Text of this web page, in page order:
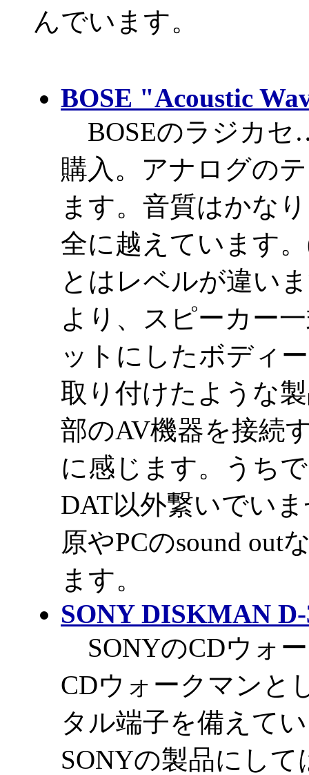
んでいます。
BOSE "Acoustic
BOSEのラジカセ
購入。アナログの
ます。音質はかな
全に越えています
とはレベルが違い
より、スピーカー
ットにしたボディ
取り付けたような
部のAV機器を接続
に感じます。うち
DAT以外繋いでい
原やPCのsound out
ます。
SONY DISKMAN
SONYのCDウォ
CDウォークマンと
タル端子を備えて
SONYの製品にし